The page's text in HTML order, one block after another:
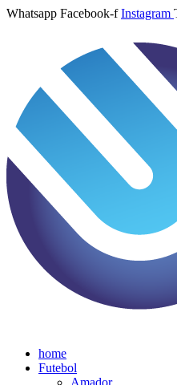
Whatsapp Facebook-f Instagram
home
Futebol
Amador